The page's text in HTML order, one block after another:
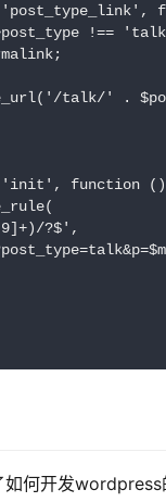
!==
talk/' .
function
?$',
如何开发wordpress